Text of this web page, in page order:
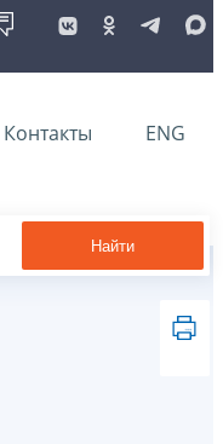
Контакты ENG
Найти